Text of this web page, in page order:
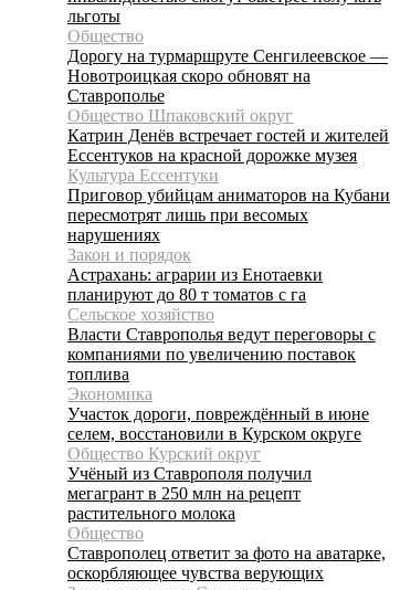
льготы
Общество
Дорогу на турмаршруте Сенгилеевское —
Новотроицкая скоро обновят на
Ставрополье
Общество Шпаковский округ
Катрин Денёв встречает гостей и жителей
Ессентуков на красной дорожке музея
Культура Ессентуки
Приговор убийцам аниматоров на Кубани
пересмотрят лишь при весомых
нарушениях
Закон и порядок
Астрахань: аграрии из Енотаевки
планируют до 80 т томатов с га
Сельское хозяйство
Власти Ставрополья ведут переговоры с
компаниями по увеличению поставок
топлива
Экономика
Участок дороги, повреждённый в июне
селем, восстановили в Курском округе
Общество Курский округ
Учёный из Ставрополя получил
мегагрант в 250 млн на рецепт
растительного молока
Общество
Ставрополец ответит за фото на аватарке,
оскорбляющее чувства верующих